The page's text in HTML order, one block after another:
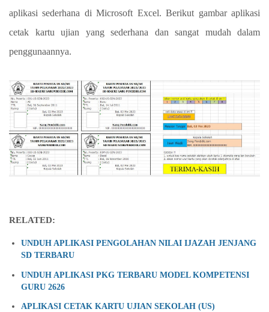
aplikasi sederhana di Microsoft Excel. Berikut gambar aplikasi
cetak kartu ujian yang sederhana dan sangat mudah dalam
penggunaannya.
RELATED:
UNDUH APLIKASI PENGOLAHAN NILAI IJAZAH JENJANG
SD TERBARU
UNDUH APLIKASI PKG TERBARU MODEL KOMPETENSI
GURU 2626
APLIKASI CETAK KARTU UJIAN SEKOLAH (US)